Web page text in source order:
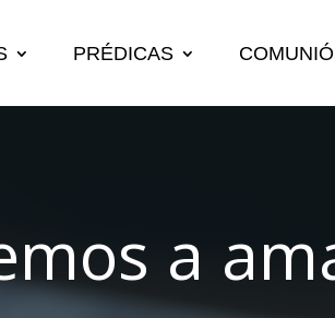
PRÉDICAS
a